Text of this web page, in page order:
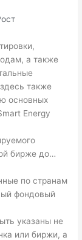
а также
также
основных
Energy
бирже до…
по странам
фондовый
указаны не
или биржи, а